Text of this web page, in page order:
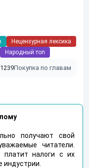
Нецензурная лексика
Народный топ
1239Покупка по главам
получают свой
читатели.
платит налоги с их
индустрии.